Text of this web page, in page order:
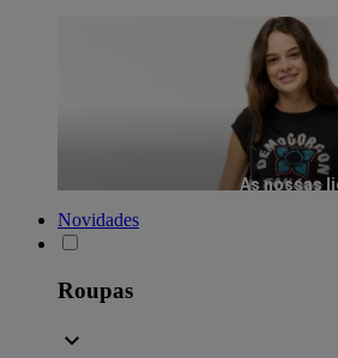
As nossas
Novidades
Roupas